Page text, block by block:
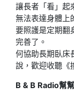
讓長者「看」起
無法表達身體上
要照護是定期翻
完善了。
何協助長期臥床
說，歡迎收聽《
B & B Radio幫